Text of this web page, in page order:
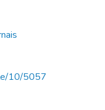
10/5057